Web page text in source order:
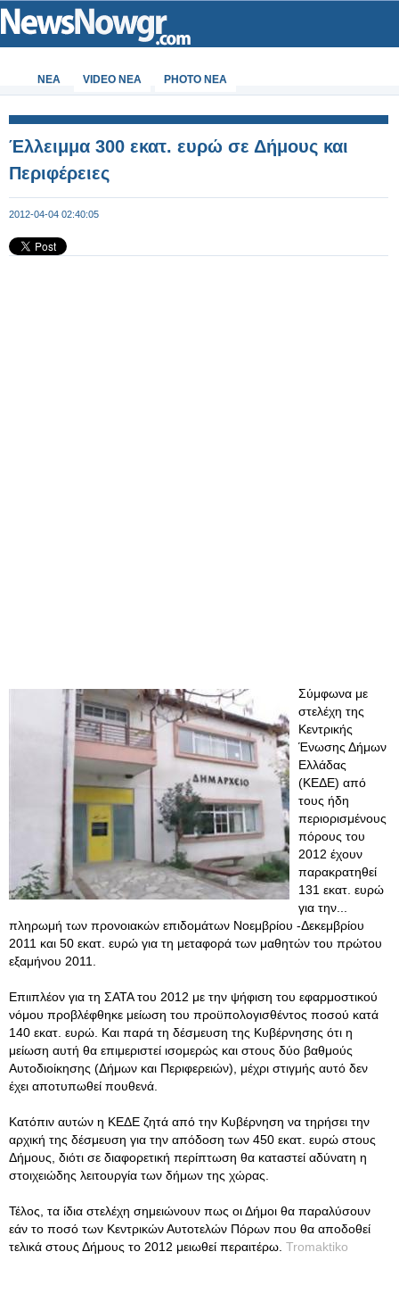
ΝΕΑ VIDEO NEA PHOTO NEA
Έλλειμμα 300 εκατ. ευρώ σε Δήμους και
Περιφέρειες
2012-04-04 02:40:05
Σύμφωνα με
στελέχη της
Κεντρικής
Ένωσης Δήμων
Ελλάδας
(ΚΕΔΕ) από
τους ήδη
περιορισμένους
πόρους του
2012 έχουν
παρακρατηθεί
131 εκατ. ευρώ
για την...
πληρωμή των προνοιακών επιδομάτων Νοεμβρίου -Δεκεμβρίου
2011 και 50 εκατ. ευρώ για τη μεταφορά των μαθητών του πρώτου
εξαμήνου 2011.
Επιιπλέον για τη ΣΑΤΑ του 2012 με την ψήφιση του εφαρμοστικού
νόμου προβλέφθηκε μείωση του προϋπολογισθέντος ποσού κατά
140 εκατ. ευρώ. Και παρά τη δέσμευση της Κυβέρνησης ότι η
μείωση αυτή θα επιμεριστεί ισομερώς και στους δύο βαθμούς
Αυτοδιοίκησης (Δήμων και Περιφερειών), μέχρι στιγμής αυτό δεν
έχει αποτυπωθεί πουθενά.
Κατόπιν αυτών η ΚΕΔΕ ζητά από την Κυβέρνηση να τηρήσει την
αρχική της δέσμευση για την απόδοση των 450 εκατ. ευρώ στους
Δήμους, διότι σε διαφορετική περίπτωση θα καταστεί αδύνατη η
στοιχειώδης λειτουργία των δήμων της χώρας.
Τέλος, τα ίδια στελέχη σημειώνουν πως οι Δήμοι θα παραλύσουν
εάν το ποσό των Κεντρικών Αυτοτελών Πόρων που θα αποδοθεί
τελικά στους Δήμους το 2012 μειωθεί περαιτέρω. Tromaktiko